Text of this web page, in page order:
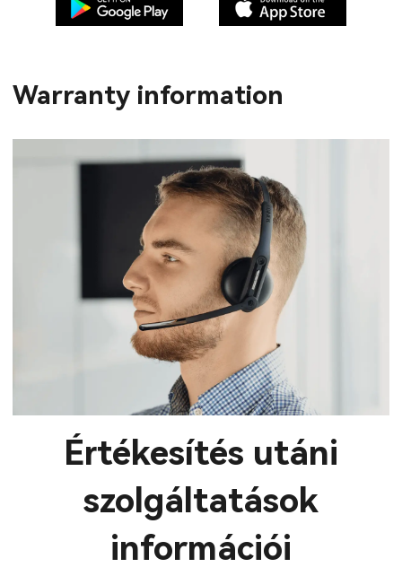
Warranty information
Értékesítés utáni
szolgáltatások
információi